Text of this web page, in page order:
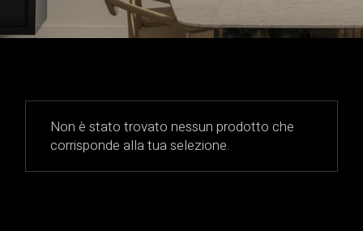
Non è stato trovato nessun prodotto che
corrisponde alla tua selezione.